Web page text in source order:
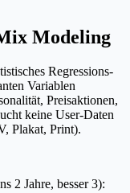
Modeling
Regressions-
Variablen
Preisaktionen,
keine User-Daten
Plakat, Print).
2 Jahre, besser 3):